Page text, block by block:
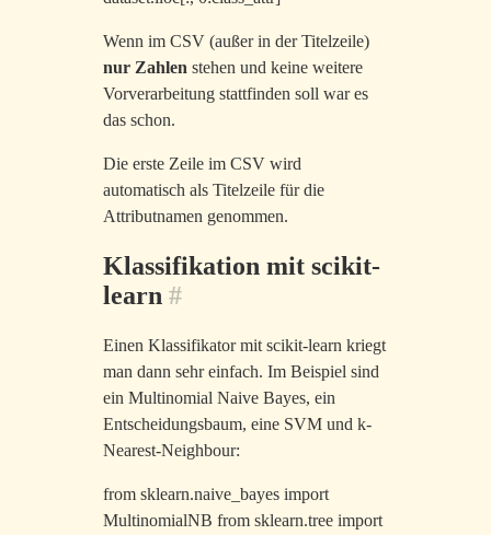
Wenn im CSV (außer in der Titelzeile)
nur Zahlen stehen und keine weitere
Vorverarbeitung stattfinden soll war es
das schon.
Die erste Zeile im CSV wird
automatisch als Titelzeile für die
Attributnamen genommen.
Klassifikation mit scikit-
learn #
Einen Klassifikator mit scikit-learn kriegt
man dann sehr einfach. Im Beispiel sind
ein Multinomial Naive Bayes, ein
Entscheidungsbaum, eine SVM und k-
Nearest-Neighbour:
from sklearn.naive_bayes import
MultinomialNB from sklearn.tree import